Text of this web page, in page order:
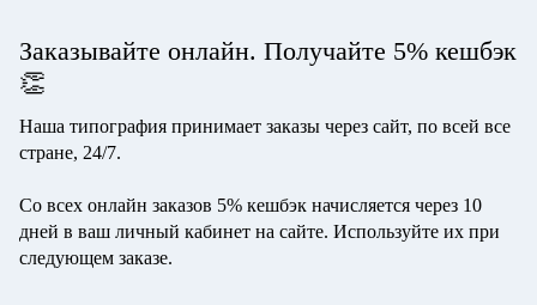
Заказывайте онлайн. Получайте 5% кешбэк
👏
Наша типография принимает заказы через сайт, по всей все
стране, 24/7.
Со всех онлайн заказов 5% кешбэк начисляется через 10
дней в ваш личный кабинет на сайте. Используйте их при
следующем заказе.